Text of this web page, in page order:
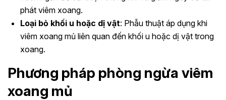
phát viêm xoang.
Loại bỏ khối u hoặc dị vật: Phẫu thuật áp dụng khi
viêm xoang mủ liên quan đến khối u hoặc dị vật trong
xoang.
Phương pháp phòng ngừa viêm
xoang mủ